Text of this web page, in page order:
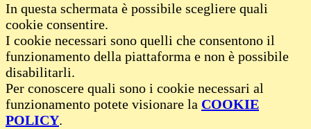
In questa schermata è possibile scegliere quali
cookie consentire.
I cookie necessari sono quelli che consentono il
funzionamento della piattaforma e non è possibile
disabilitarli.
Per conoscere quali sono i cookie necessari al
funzionamento potete visionare la COOKIE
POLICY.